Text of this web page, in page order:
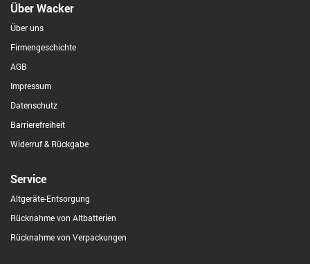
Über Wacker
Über uns
Firmengeschichte
AGB
Impressum
Datenschutz
Barrierefreiheit
Widerruf & Rückgabe
Service
Altgeräte-Entsorgung
Rücknahme von Altbatterien
Rücknahme von Verpackungen